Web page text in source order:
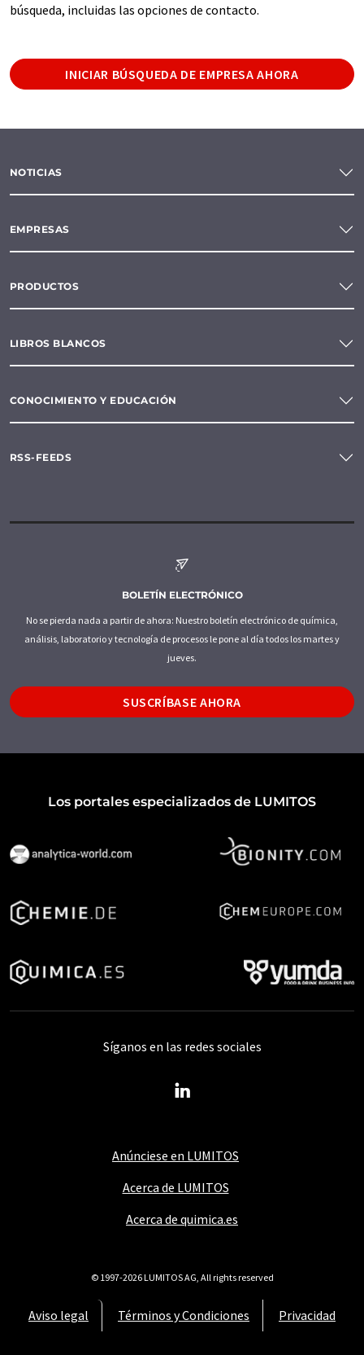
búsqueda, incluidas las opciones de contacto.
INICIAR BÚSQUEDA DE EMPRESA AHORA
NOTICIAS
EMPRESAS
PRODUCTOS
LIBROS BLANCOS
CONOCIMIENTO Y EDUCACIÓN
RSS-FEEDS
BOLETÍN ELECTRÓNICO
No se pierda nada a partir de ahora: Nuestro boletín electrónico de química,
análisis, laboratorio y tecnología de procesos le pone al día todos los martes y
jueves.
SUSCRÍBASE AHORA
Los portales especializados de LUMITOS
Anúnciese en LUMITOS
Acerca de LUMITOS
Acerca de quimica.es
Aviso legal Términos y Condiciones Privacidad
Síganos en las redes sociales
© 1997-2026 LUMITOS AG, All rights reserved